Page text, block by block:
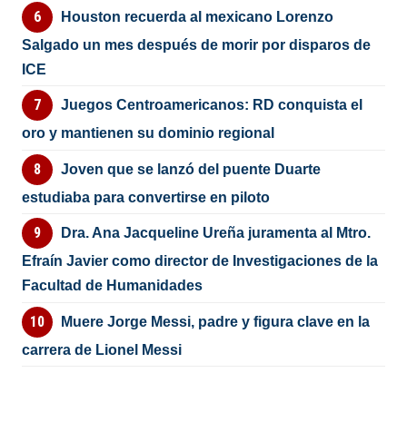
Houston recuerda al mexicano Lorenzo
Salgado un mes después de morir por disparos de
ICE
Juegos Centroamericanos: RD conquista el
oro y mantienen su dominio regional
Joven que se lanzó del puente Duarte
estudiaba para convertirse en piloto
Dra. Ana Jacqueline Ureña juramenta al Mtro.
Efraín Javier como director de Investigaciones de la
Facultad de Humanidades
Muere Jorge Messi, padre y figura clave en la
carrera de Lionel Messi